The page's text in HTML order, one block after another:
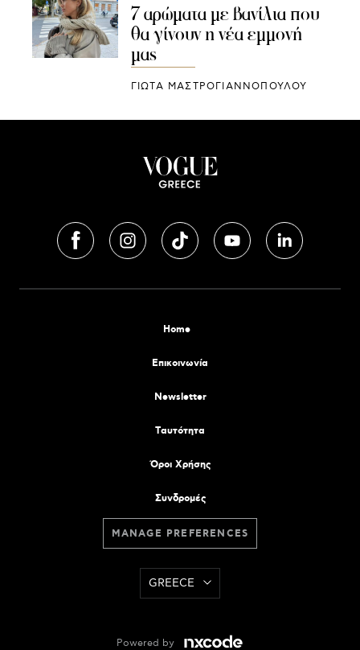
7 αρώματα με βανίλια που
θα γίνουν η νέα εμμονή
μας
ΓΙΩΤΑ ΜΑΣΤΡΟΓΙΑΝΝΟΠΟΥΛΟΥ
Home
Επικοινωνία
Newsletter
Tαυτότητα
Όροι Χρήσης
Συνδρομές
MANAGE PREFERENCES
GREECE
Powered by